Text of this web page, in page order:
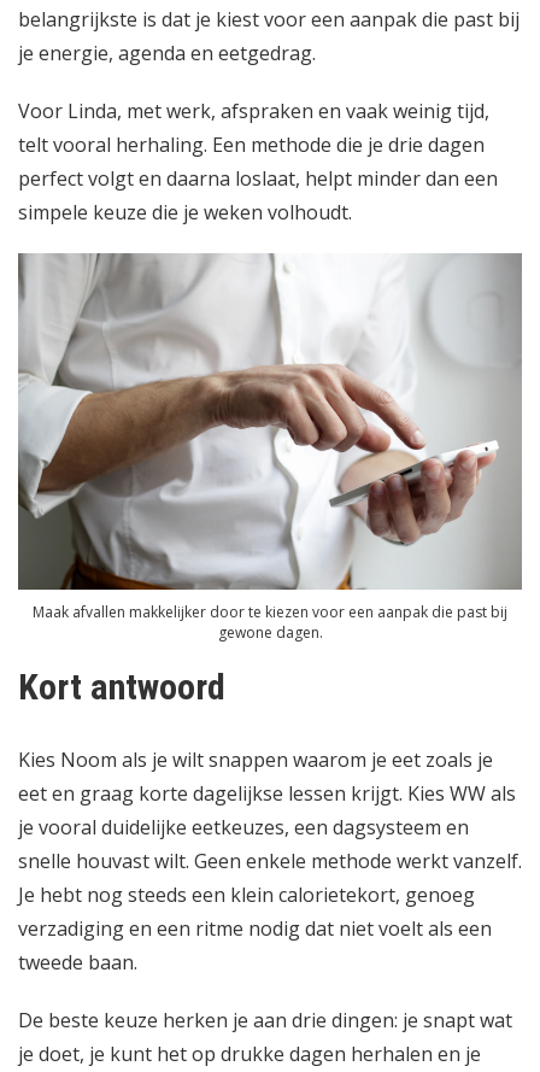
belangrijkste is dat je kiest voor een aanpak die past bij
je energie, agenda en eetgedrag.
Voor Linda, met werk, afspraken en vaak weinig tijd,
telt vooral herhaling. Een methode die je drie dagen
perfect volgt en daarna loslaat, helpt minder dan een
simpele keuze die je weken volhoudt.
Maak afvallen makkelijker door te kiezen voor een aanpak die past bij
gewone dagen.
Kort antwoord
Kies Noom als je wilt snappen waarom je eet zoals je
eet en graag korte dagelijkse lessen krijgt. Kies WW als
je vooral duidelijke eetkeuzes, een dagsysteem en
snelle houvast wilt. Geen enkele methode werkt vanzelf.
Je hebt nog steeds een klein calorietekort, genoeg
verzadiging en een ritme nodig dat niet voelt als een
tweede baan.
De beste keuze herken je aan drie dingen: je snapt wat
je doet, je kunt het op drukke dagen herhalen en je